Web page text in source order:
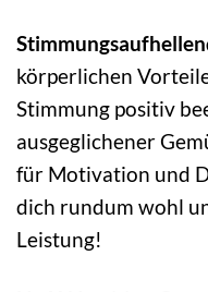
körperlichen
Stimmung positiv
ausgeglichener
für Motivation und
dich rundum wohl
Leistung!